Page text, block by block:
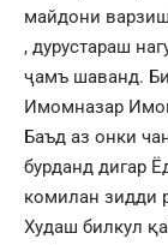
майдони
, дурустараш
ҷамъ шаванд.
Имомназар
Баъд аз онки
бурданд дигар
комилан зидди
Худаш билкул